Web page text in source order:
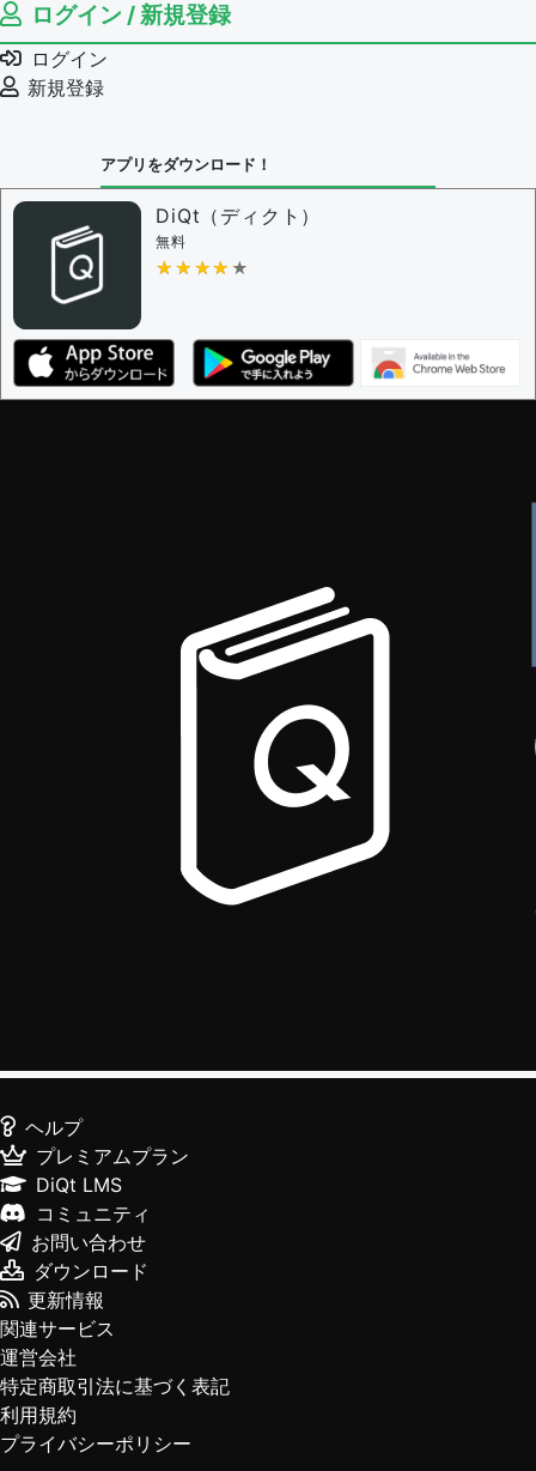
ログイン / 新規登録
ログイン
新規登録
アプリをダウンロード！
DiQt（ディクト）
無料
★★★★★
★★★★★
ヘルプ
プレミアムプラン
DiQt LMS
コミュニティ
お問い合わせ
ダウンロード
更新情報
関連サービス
運営会社
特定商取引法に基づく表記
利用規約
プライバシーポリシー